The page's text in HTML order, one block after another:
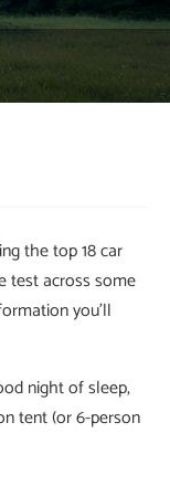
the top 18 car
test across some
you'll
night of sleep,
tent (or 6-person